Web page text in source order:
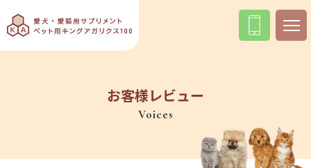
お客様レビュー
Voices